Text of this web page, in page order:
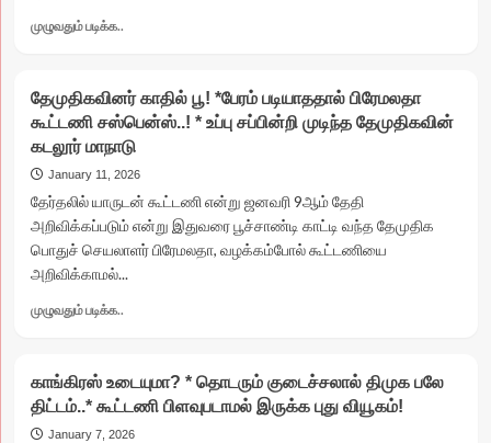
முழுவதும் படிக்க..
வசமாக
சிக்கிய
விஜய்?
*
கரூர்
சிபிஐ
கடும்
நெருக்கடி..*
தயங்கும்
தேமுதிகவினர் காதில் பூ! *பேரம் படியாததால் பிரேமலதா
கூட்டணி சஸ்பென்ஸ்..! * உப்பு சப்பின்றி முடிந்த தேமுதிகவின்
கடலூர் மாநாடு
January 11, 2026
தேர்தலில் யாருடன் கூட்டணி என்று ஜனவரி 9ஆம் தேதி
அறிவிக்கப்படும் என்று இதுவரை பூச்சாண்டி காட்டி வந்த தேமுதிக
பொதுச் செயலாளர் பிரேமலதா, வழக்கம்போல் கூட்டணியை
அறிவிக்காமல்...
முழுவதும் படிக்க..
காதில்
பூ!
*பேரம்
காங்கிரஸ் உடையுமா? * தொடரும் குடைச்சலால் திமுக பலே
திட்டம்..* கூட்டணி பிளவுபடாமல் இருக்க புது வியூகம்!
January 7, 2026